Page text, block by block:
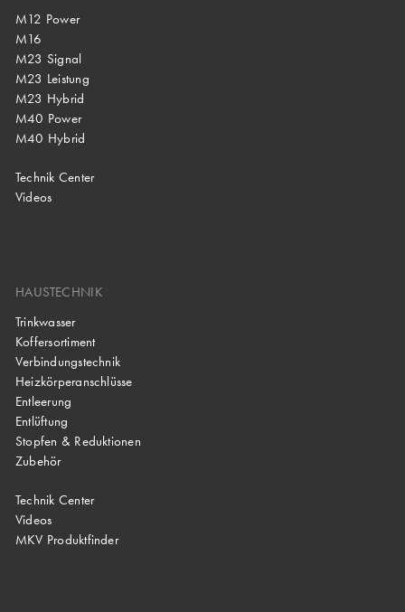
M12 Power
M16
M23 Signal
M23 Leistung
M23 Hybrid
M40 Power
M40 Hybrid
Technik Center
Videos
HAUSTECHNIK
Trinkwasser
Koffersortiment
Verbindungstechnik
Heizkörperanschlüsse
Entleerung
Entlüftung
Stopfen & Reduktionen
Zubehör
Technik Center
Videos
MKV Produktfinder